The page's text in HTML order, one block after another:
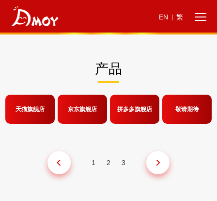
EN 繁
产品
天猫旗舰店 京东旗舰店 拼多多旗舰店 敬请期待
1 2 3